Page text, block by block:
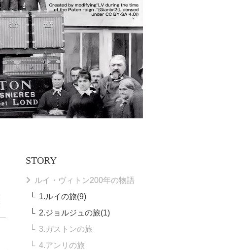
STORY
ルイ・ヴィトン200年の物語
1.ルイの旅(9)
2.ジョルジュの旅(1)
3.ガストンの旅
4.アンリの旅